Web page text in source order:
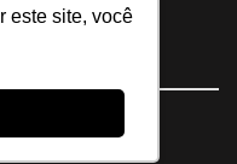
este site, você